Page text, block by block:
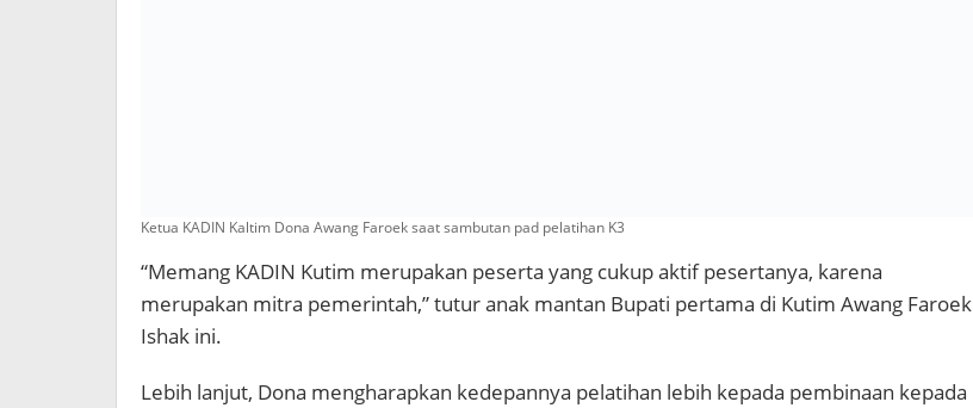
Ketua KADIN Kaltim Dona Awang Faroek saat sambutan pad pelatihan K3
“Memang KADIN Kutim merupakan peserta yang cukup aktif pesertanya, karena
merupakan mitra pemerintah,” tutur anak mantan Bupati pertama di Kutim Awang Faroek
Ishak ini.
Lebih lanjut, Dona mengharapkan kedepannya pelatihan lebih kepada pembinaan kepada